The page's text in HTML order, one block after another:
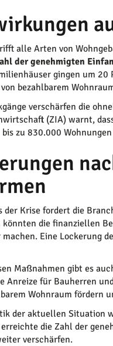
alle Arten von
der genehmigten
gingen um
bezahlbarem
verschärfen die
(ZIA) warnt,
bis zu 830.000
der Krise fordert die
könnten die finanziellen
Eine Lockerung
Maßnahmen gibt es
Anreize für Bauherren
Wohnraum fördern
der aktuellen Situation
die Zahl der
verschärfen.